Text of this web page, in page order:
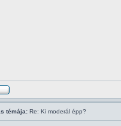
témája: Re: Ki moderál épp?